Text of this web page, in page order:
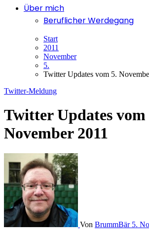
Über mich
Beruflicher Werdegang
Start
2011
November
5.
Twitter Updates vom 5.
Twitter-Meldung
Twitter Updates vom
November 2011
Von BrummBär 5.